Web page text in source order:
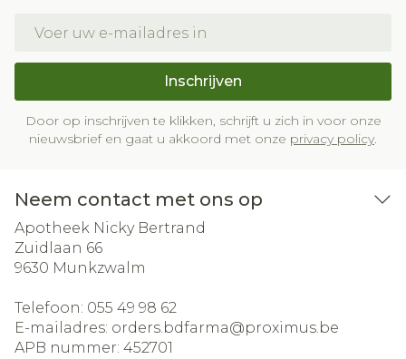
Inschrijven
Door op inschrijven te klikken, schrijft u zich in voor onze
nieuwsbrief en gaat u akkoord met onze privacy policy.
Neem contact met ons op
Apotheek Nicky Bertrand
Zuidlaan 66
9630 Munkzwalm
Telefoon: 055 49 98 62
E-mailadres: orders.bdfarma@proximus.be
APB nummer: 452701